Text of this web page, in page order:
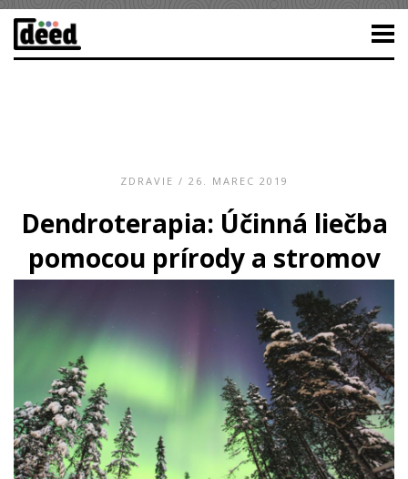
ZDRAVIE / 26. MAREC 2019
Dendroterapia: Účinná liečba
pomocou prírody a stromov